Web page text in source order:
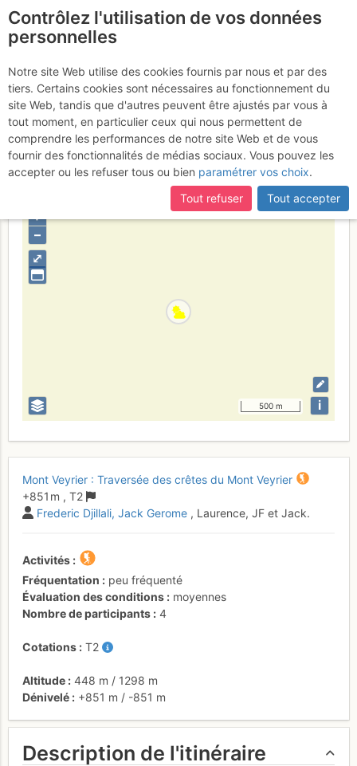
Mont Veyrier :
Traversée des crêtes du
Mont Veyrier
Jeudi 29 juin 2017
Haute-Savoie
⤢
+
–
500 m i
Mont Veyrier : Traversée des crêtes du Mont Veyrier
+851 m , T2
Frederic Djillali Jack Gerome , Laurence, JF et Jack.
Activités
Fréquentation
peu fréquenté
Évaluation des conditions
moyennes
Nombre de participants
4
Cotations T2
Altitude 448 m / 1298 m
Dénivelé
+851 m / -851 m
Description de l'itinéraire
Contrôlez l'utilisation de vos données
personnelles
Notre site Web utilise des cookies fournis par nous et par des
tiers. Certains cookies sont nécessaires au fonctionnement du
site Web, tandis que d'autres peuvent être ajustés par vous à
tout moment, en particulier ceux qui nous permettent de
comprendre les performances de notre site Web et de vous
fournir des fonctionnalités de médias sociaux. Vous pouvez les
accepter ou les refuser tous ou bien paramétrer vos choix.
Tout refuser
Tout accepter